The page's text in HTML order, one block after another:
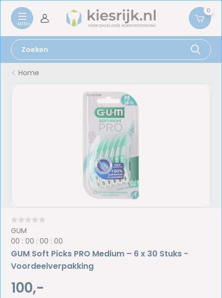
0
Home
GUM
00 :00 :00 :00
GUM Soft Picks PRO Medium – 6 x 30 Stuks -
Voordeelverpakking
100,-